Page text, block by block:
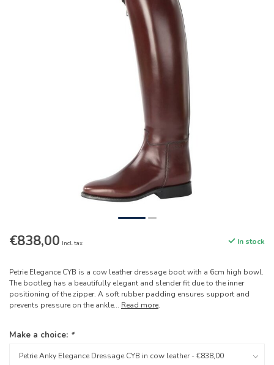
€838,00 Incl. tax In stock
Petrie Elegance CYB is a cow leather dressage boot with a 6cm high bowl.
The bootleg has a beautifully elegant and slender fit due to the inner
positioning of the zipper. A soft rubber padding ensures support and
prevents pressure on the ankle... Read more.
Make a choice: *